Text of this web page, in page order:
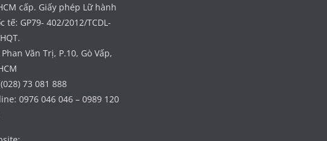
cấp. Giấy phép Lữ hành
tế: GP79- 402/2012/TCDL-
Văn Trị, P.10, Gò Vấp,
73 081 888
0976 046 046 – 0989 120